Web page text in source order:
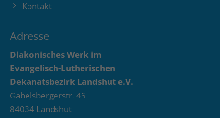
Kontakt
Adresse
Diakonisches Werk im
Evangelisch-Lutherischen
Dekanatsbezirk Landshut e.V.
Gabelsbergerstr. 46
84034 Landshut